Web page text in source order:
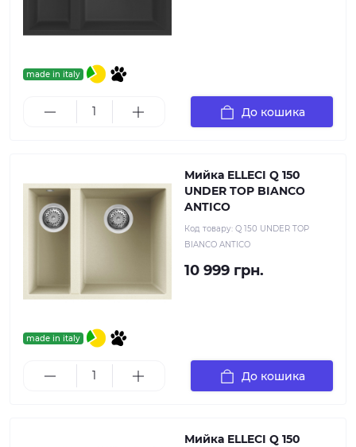
made in italy
До кошика
made in italy
Мийка ELLECI Q 150
UNDER TOP BIANCO
ANTICO
Код товару: Q 150 UNDER TOP
BIANCO ANTICO
10 999 грн.
До кошика
Мийка ELLECI Q 150